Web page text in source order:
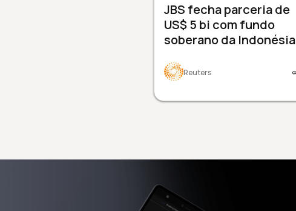
JBS fecha parceria de
US$ 5 bi com fundo
soberano da Indonésia
Reuters